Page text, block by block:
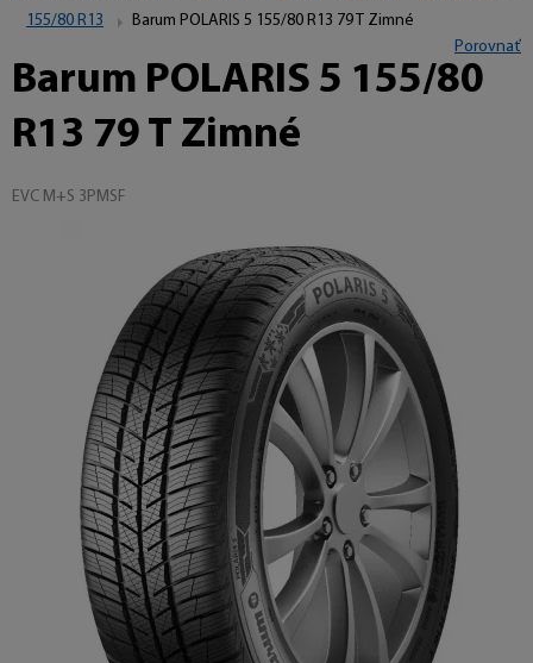
155/80 R13
Barum POLARIS 5 155/80 R13 79 T Zimné
Barum POLARIS 5 155/80
R13 79 T Zimné
EVC M+S 3PMSF
Porovnať